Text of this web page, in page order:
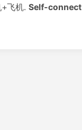
飞机. Self-connect